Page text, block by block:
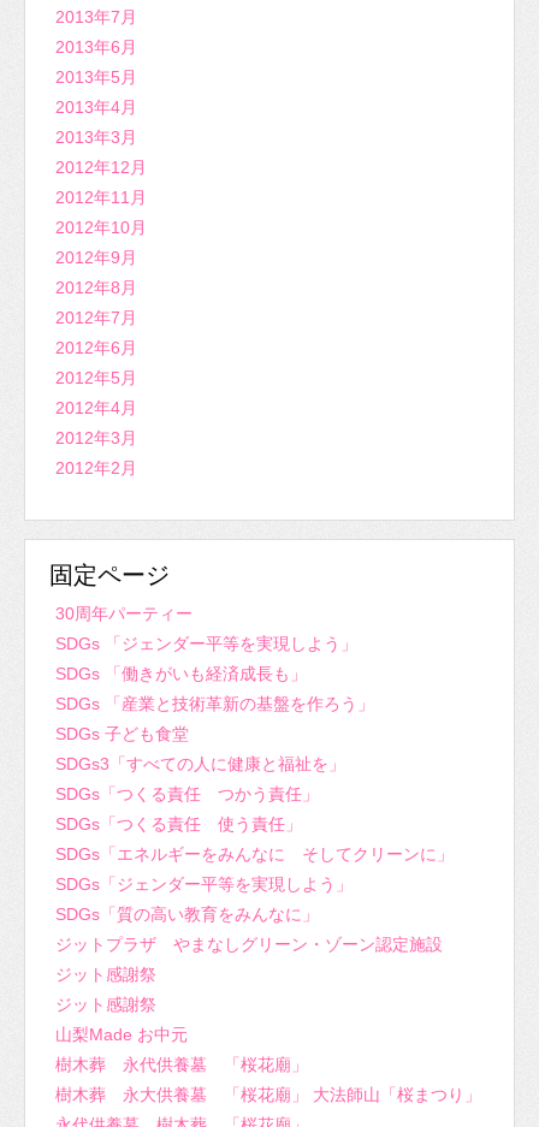
2013年7月
2013年6月
2013年5月
2013年4月
2013年3月
2012年12月
2012年11月
2012年10月
2012年9月
2012年8月
2012年7月
2012年6月
2012年5月
2012年4月
2012年3月
2012年2月
固定ページ
30周年パーティー
SDGs 「ジェンダー平等を実現しよう」
SDGs 「働きがいも経済成長も」
SDGs 「産業と技術革新の基盤を作ろう」
SDGs 子ども食堂
SDGs3「すべての人に健康と福祉を」
SDGs「つくる責任 つかう責任」
SDGs「つくる責任 使う責任」
SDGs「エネルギーをみんなに そしてクリーンに」
SDGs「ジェンダー平等を実現しよう」
SDGs「質の高い教育をみんなに」
ジットプラザ やまなしグリーン・ゾーン認定施設
ジット感謝祭
ジット感謝祭
山梨Made お中元
樹木葬 永代供養墓 「桜花廟」
樹木葬 永大供養墓 「桜花廟」 大法師山「桜まつり」